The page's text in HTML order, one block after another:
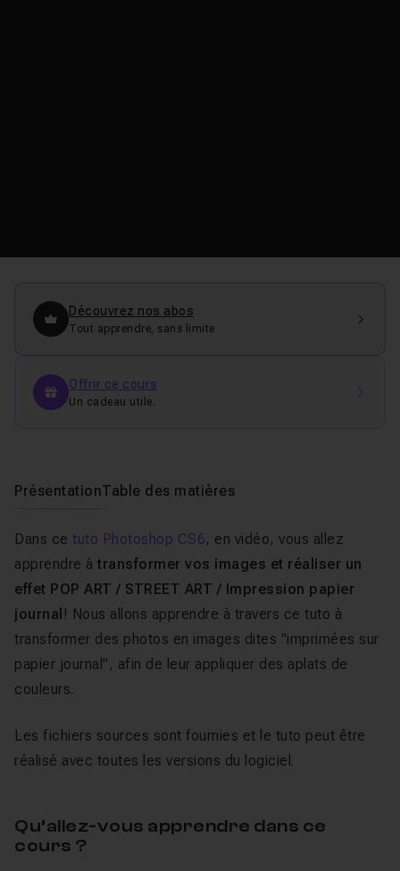
Découvrez nos abos
Tout apprendre, sans limite
Offrir ce cours
Un cadeau utile.
PrésentationTable des matières
Dans ce tuto Photoshop CS6, en vidéo, vous allez
apprendre à transformer vos images et réaliser un
effet POP ART / STREET ART / Impression papier
journal ! Nous allons apprendre à travers ce tuto à
transformer des photos en images dites "imprimées sur
papier journal", afin de leur appliquer des aplats de
couleurs.
Les fichiers sources sont fournies et le tuto peut être
réalisé avec toutes les versions du logiciel.
Qu’allez-vous apprendre dans ce
cours ?